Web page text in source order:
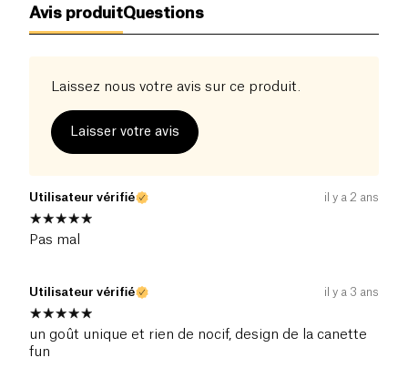
boosteront votre offre boissons prêtes à boire.
mal. Une histoire qui fera voyager vos clients à
plusieurs milliers de kilomètres.
Avis produitQuestions
Laissez nous votre avis sur ce produit.
Laisser votre avis
Utilisateur vérifié il y a 2 ans
Pas mal
Utilisateur vérifié il y a 3 ans
un goût unique et rien de nocif, design de la canette
fun